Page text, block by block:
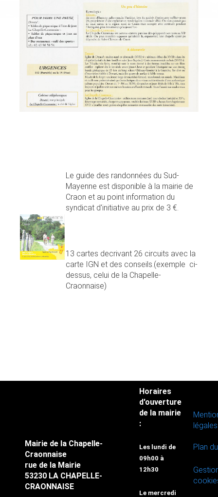
Le guide des randonnées du Sud-
Mayenne est disponible à la mairie de
Craon et au point information du
syndicat d'initiative au prix de 3 €.
13 cartes decrivant 26 circuits avec la
carte IGN et des conseils.(exemple ci-
dessus, celui de la Chapelle-
Craonnaise)
Mairie de la Chapelle-
Craonnaise
rue de la Mairie
53230 LA CHAPELLE-
CRAONNAISE
Horaires
d'ouverture
de la mairie
:
Les lundi de
09h00 à
12h30
Le mercredi
légales
Plan